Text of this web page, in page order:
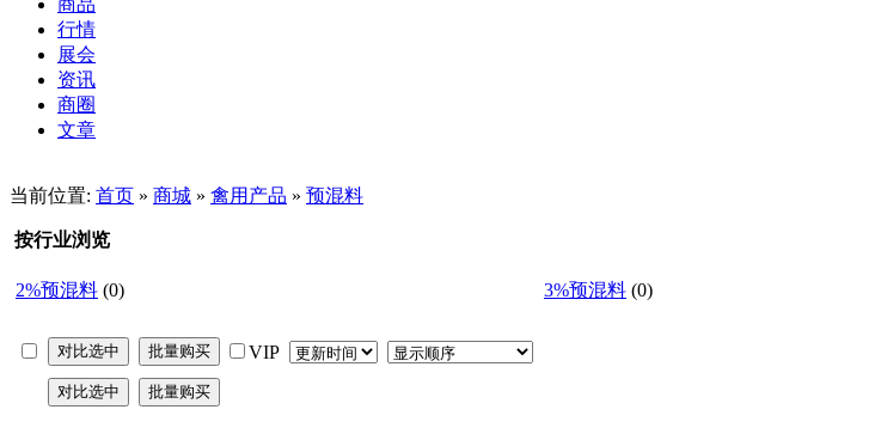
行情
展会
资讯
商圈
文章
当前位置: 首页 » 商城 » 禽用产品 » 预混料
按行业浏览
2%预混料 (0) 3%预混料 (0)
VIP